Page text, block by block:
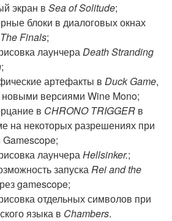
экран в Sea of Solitude;
блоки в диалоговых окнах
The Finals;
лаунчераDeath Stranding
;
артефакты в Duck Game,
версиями Wine Mono;
в CHRONO TRIGGER в
на некоторых разрешениях при
лаунчераHellsinker.;
запускаRei and the
gamescope;
отдельных символов при
языка в Chambers.